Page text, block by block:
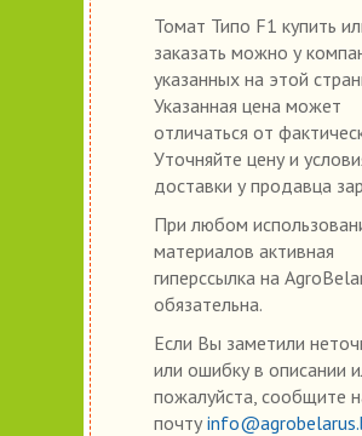
Томат Типо F1 купить
заказать можно у
указанных на этой
Указанная цена может
отличаться от
Уточняйте цену и
доставки у продавца
При любом
материалов активная
гиперссылка на
обязательна.
Если Вы заметили
или ошибку в описании
пожалуйста, сообщите
почту